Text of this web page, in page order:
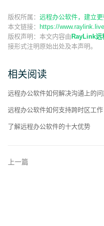
版权所属： 远程办公软件，建立
本文链接： https://
版权声明： 本文内容由RayLink远
接形式注明原始出处及本声明。
相关阅读
远程办公软件如何解决沟通上的问
远程办公软件如何支持跨时区工作
了解远程办公软件的十大优势
上一篇